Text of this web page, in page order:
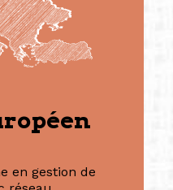
en gestion de